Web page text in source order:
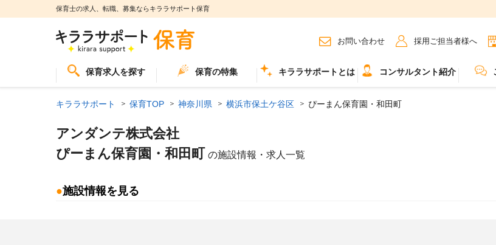
保育士の求人、転職、募集ならキララサポート保育
お問い合わせ 採用ご担当者様へ
保育求人を探す 保育の特集 キララサポートとは コンサルタント紹介
キララサポート 保育TOP 神奈川県 横浜市保土ケ谷区 ぴーまん保育園・和田町
アンダンテ株式会社
ぴーまん保育園・和田町 の施設情報・求人一覧
●施設情報を見る